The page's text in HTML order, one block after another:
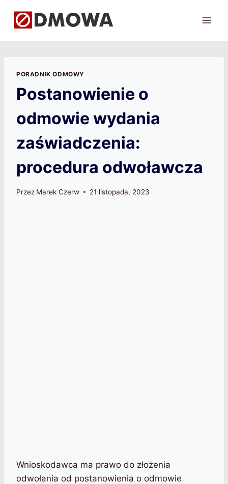
PORADNIK ODMOWY
Postanowienie o
odmowie wydania
zaświadczenia:
procedura odwoławcza
Przez Marek Czerw 21 listopada, 2023
Wnioskodawca ma prawo do złożenia
odwołania od postanowienia o odmowie